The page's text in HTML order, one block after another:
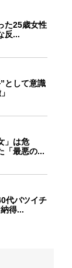
た25歳女性
反...
として意識
」は危
「最悪の...
代バツイチ
得...